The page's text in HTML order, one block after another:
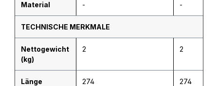
Material - -
TECHNISCHE MERKMALE
Nettogewicht
(kg)
2 2
Länge
274 274